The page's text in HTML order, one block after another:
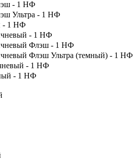
- 1 НФ
Ультра - 1 НФ
- 1 НФ
- 1 НФ
Флэш - 1 НФ
Флэш Ультра (темный) - 1 НФ
- 1 НФ
- 1 НФ